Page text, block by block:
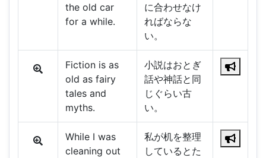
the old car
for a while.
に合わせなけ
ればならな
い。
Fiction is as
old as fairy
tales and
myths.
小説はおとぎ
話や神話と同
じぐらい古
い。
While I was
cleaning out
私が机を整理
しているとた